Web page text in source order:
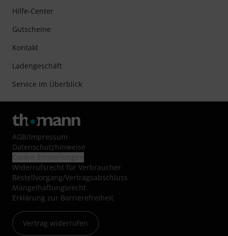
Hilfe-Center
Gutscheine
Kontakt
Ladengeschäft
Service im Überblick
AGB/Impressum
Datenschutzhinweise
Widerrufsrecht für Verbraucher
Bestellvorgang/Vertragsabschluss
Mängelhaftungsrecht
Erklärung zur Barrierefreiheit
Vertrag widerrufen